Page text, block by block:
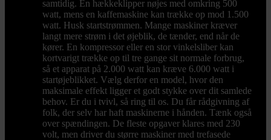
samtidig. En hækkeklipper nøjes med omkring 500
watt, mens en kaffemaskine kan trække op mod 1.500
watt. Husk startstrømmen. Mange maskiner kræver
langt mere strøm i det øjeblik, de tænder, end når de
kører. En kompressor eller en stor vinkelsliber kan
kortvarigt trække op til tre gange sit normale forbrug,
så et apparat på 2.000 watt kan kræve 6.000 watt i
startøjeblikket. Vælg derfor en model, hvor den
maksimale effekt ligger et godt stykke over dit samlede
behov. Er du i tvivl, så ring til os. Du får rådgivning af
folk, der selv har haft maskinerne i hånden. Tænk også
over spændingen. De fleste opgaver klares med 230
volt, men driver du større maskiner med trefasede